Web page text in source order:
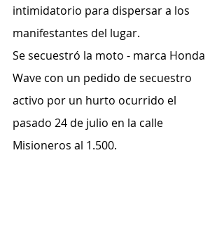
intimidatorio para dispersar a los
manifestantes del lugar.
Se secuestró la moto - marca Honda
Wave con un pedido de secuestro
activo por un hurto ocurrido el
pasado 24 de julio en la calle
Misioneros al 1.500.